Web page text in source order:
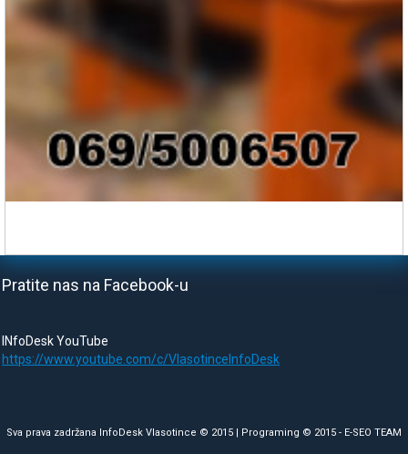
Pratite nas na Facebook-u
INfoDesk YouTube
https://www.youtube.com/c/VlasotinceInfoDesk
Sva prava zadržana InfoDesk Vlasotince © 2015 | Programing © 2015 - E-SEO TEAM